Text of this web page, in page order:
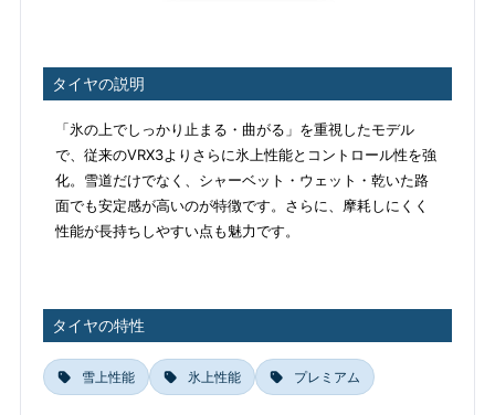
タイヤの説明
「氷の上でしっかり止まる・曲がる」を重視したモデル
で、従来のVRX3よりさらに氷上性能とコントロール性を強
化。雪道だけでなく、シャーベット・ウェット・乾いた路
面でも安定感が高いのが特徴です。さらに、摩耗しにくく
性能が長持ちしやすい点も魅力です。
タイヤの特性
雪上性能 氷上性能 プレミアム